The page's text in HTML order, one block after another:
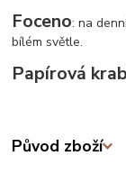
Foceno: na
bílém světle.
Papírová
Původ zboží